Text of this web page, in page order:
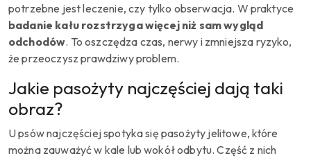
potrzebne jest leczenie, czy tylko obserwacja. W praktyce
badanie kału rozstrzyga więcej niż sam wygląd
odchodów. To oszczędza czas, nerwy i zmniejsza ryzyko,
że przeoczysz prawdziwy problem.
Jakie pasożyty najczęściej dają taki
obraz?
U psów najczęściej spotyka się pasożyty jelitowe, które
można zauważyć w kale lub wokół odbytu. Część z nich